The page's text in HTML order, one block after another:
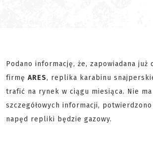
Podano informację, że, zapowiadana już
firmę ARES, replika karabinu
trafić na rynek w ciągu miesiąca. Nie
szczegółowych informacji,
napęd repliki będzie gazowy.